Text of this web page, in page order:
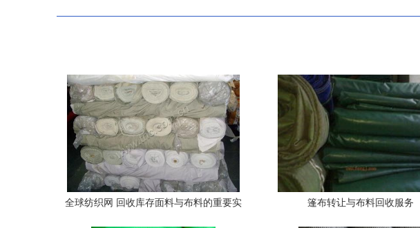
全球纺织网 回收库存面料与布料的重要实
篷布转让与布料回收服务